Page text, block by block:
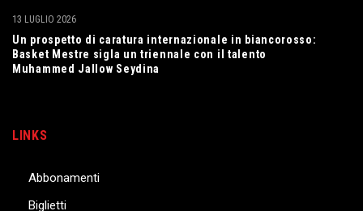
Un prospetto di caratura internazionale in biancorosso:
Basket Mestre sigla un triennale con il talento
Muhammed Jallow Seydina
13 LUGLIO 2026
LINKS
Abbonamenti
Biglietti